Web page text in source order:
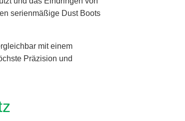
serienmäßige Dust Boots
mit einem
Präzision und